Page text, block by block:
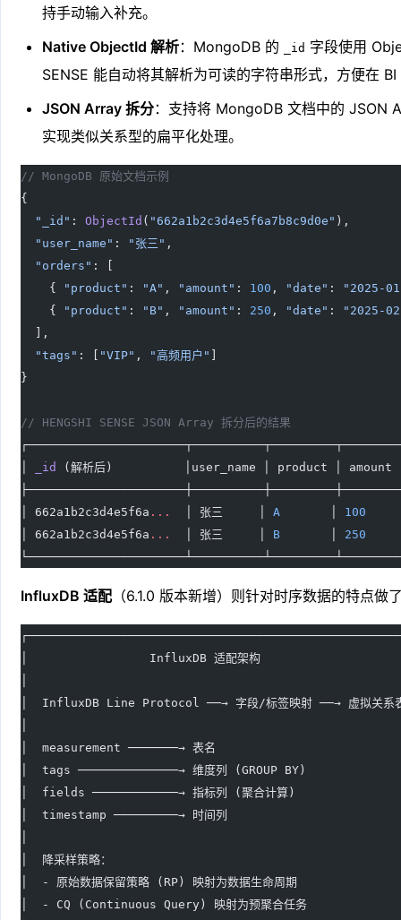
持手动输入补充。
Native ObjectId 解析：MongoDB 的 _id 字段使用
SENSE 能自动将其解析为可读的字符串形式，方便在
JSON Array 拆分：支持将 MongoDB 文档中的 JSON
实现类似关系型的扁平化处理。
// MongoDB 原始文档示例
{
  "_id"
: ObjectId ( "662a1b2c3d4e5f6a7b8c9d0e" ),
  "user_name"
: "张三" ,
  "orders"
: [
    {
"product" : "A" , "amount" : 100 , "date" :
"2025-
    {
"product" : "B" , "amount" : 250 , "date" :
"2025-
  ],
  "tags"
: [ "VIP" , "高频用户"
}
// HENGSHI SENSE JSON Array 拆分后的结果
_id
(解析后)          │user_name │ product │
│ 662a1b2c3d4e5f6a ...
  │ 张三     │
A 100
│ 662a1b2c3d4e5f6a ...
  │ 张三     │
B 250
InfluxDB 适配 （6.1.0 版本新增）则针对时序数据的特点做
│                 InfluxDB 适配架构
│  InfluxDB Line Protocol ──→ 字段/标签映射 ──→ 虚拟关系
│  measurement ───────→ 表名
│  tags ──────────────→ 维度列 (GROUP BY)
│  fields ────────────→ 指标列 (聚合计算)
│  timestamp ─────────→ 时间列
│  降采样策略：
│  - 原始数据保留策略 (RP) 映射为数据生命周期
│  - CQ (Continuous Query) 映射为预聚合任务